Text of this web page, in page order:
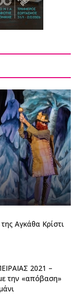
Αγκάθα Κρίστι
2021 –
την «απόβαση»